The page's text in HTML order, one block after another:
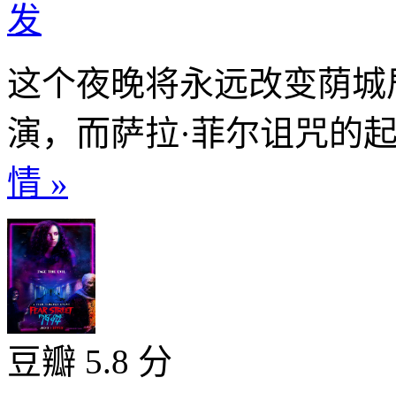
发
这个夜晚将永远改变荫
演，而萨拉·菲尔诅咒的
情 »
豆瓣 5.8 分